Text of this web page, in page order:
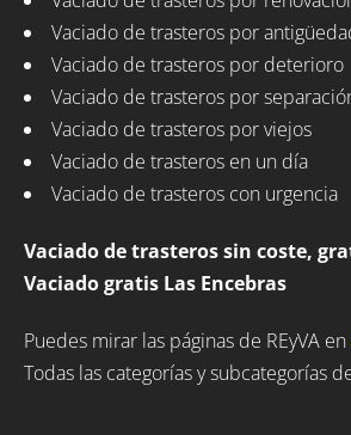
Vaciado de trasteros por
Vaciado de trasteros por deterioro
Vaciado de trasteros por
Vaciado de trasteros por viejos
Vaciado de trasteros en un día
Vaciado de trasteros con urgencia
Vaciado de trasteros sin coste,
Vaciado gratis Las Encebras
Puedes mirar las páginas de REyVA en
Todas las categorías y subcategorías